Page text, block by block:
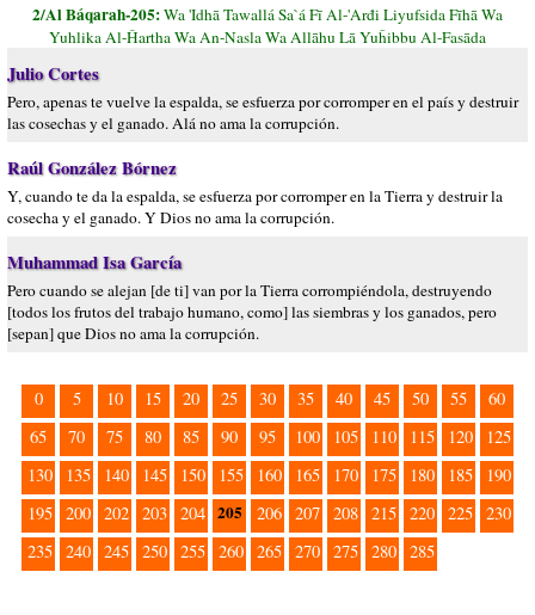
2/Al Báqarah-205:Wa 'Idhā Tawallá Sa`á Fī Al-'Arđi Liyufsida Fīhā Wa
Yuhlika Al-Ĥartha Wa An-Nasla Wa Allāhu Lā Yuĥibbu Al-Fasāda
Julio Cortes
Pero, apenas te vuelve la espalda, se esfuerza por corromper en el país y destruir
las cosechas y el ganado. Alá no ama la corrupción.
Raúl González Bórnez
Y, cuando te da la espalda, se esfuerza por corromper en la Tierra y destruir la
cosecha y el ganado. Y Dios no ama la corrupción.
Muhammad Isa García
Pero cuando se alejan [de ti] van por la Tierra corrompiéndola, destruyendo
[todos los frutos del trabajo humano, como] las siembras y los ganados, pero
[sepan] que Dios no ama la corrupción.
0 5 10 15 20 25 30 35 40 45 50 55
60
65
70 75 80 85 90 95 100 105 110 115 120
125
130
135 140 145 150 155 160 165 170 175 180 185
190
195 200 202 203 204 205 206 207 208 215 220 225 230
235 240 245 250 255 260 265 270 275 280 285